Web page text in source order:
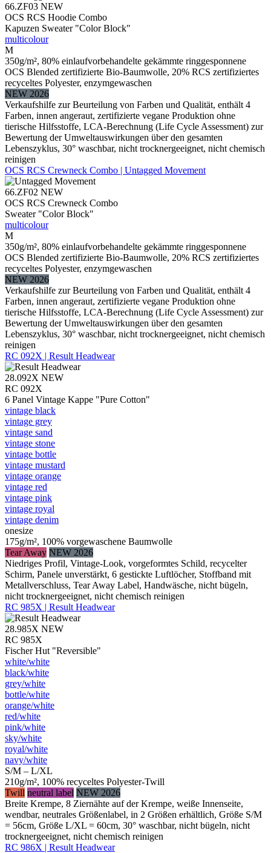
66.ZF03 NEW
OCS RCS Hoodie Combo
Kapuzen Sweater "Color Block"
multicolour
M
350g/m², 80% einlaufvorbehandelte gekämmte ringgesponnene
OCS Blended zertifizierte Bio-Baumwolle, 20% RCS zertifiziertes
recyceltes Polyester, enzymgewaschen
NEW 2026
Verkaufshilfe zur Beurteilung von Farben und Qualität, enthält 4
Farben, innen angeraut, zertifizierte vegane Produktion ohne
tierische Hilfsstoffe, LCA-Berechnung (Life Cycle Assessment) zur
Bewertung der Umweltauswirkungen über den gesamten
Lebenszyklus, 30° waschbar, nicht trocknergeeignet, nicht chemisch
reinigen
OCS RCS Crewneck Combo | Untagged Movement
66.ZF02 NEW
OCS RCS Crewneck Combo
Sweater "Color Block"
multicolour
M
350g/m², 80% einlaufvorbehandelte gekämmte ringgesponnene
OCS Blended zertifizierte Bio-Baumwolle, 20% RCS zertifiziertes
recyceltes Polyester, enzymgewaschen
NEW 2026
Verkaufshilfe zur Beurteilung von Farben und Qualität, enthält 4
Farben, innen angeraut, zertifizierte vegane Produktion ohne
tierische Hilfsstoffe, LCA-Berechnung (Life Cycle Assessment) zur
Bewertung der Umweltauswirkungen über den gesamten
Lebenszyklus, 30° waschbar, nicht trocknergeeignet, nicht chemisch
reinigen
RC 092X | Result Headwear
28.092X NEW
RC 092X
6 Panel Vintage Kappe "Pure Cotton"
vintage black
vintage grey
vintage sand
vintage stone
vintage bottle
vintage mustard
vintage orange
vintage red
vintage pink
vintage royal
vintage denim
onesize
175g/m², 100% vorgewaschene Baumwolle
Tear Away NEW 2026
Niedriges Profil, Vintage-Look, vorgeformtes Schild, recycelter
Schirm, Panele unverstärkt, 6 gestickte Luftlöcher, Stoffband mit
Metallverschluss, Tear Away Label, Handwäsche, nicht bügeln,
nicht trocknergeeignet, nicht chemisch reinigen
RC 985X | Result Headwear
28.985X NEW
RC 985X
Fischer Hut "Reversible"
white/​white
black/​white
grey/​white
bottle/​white
orange/​white
red/​white
pink/​white
sky/​white
royal/​white
navy/​white
S/M – L/XL
210g/m², 100% recyceltes Polyester-Twill
Twill neutral label NEW 2026
Breite Krempe, 8 Ziernähte auf der Krempe, weiße Innenseite,
wendbar, neutrales Größenlabel, in 2 Größen erhältlich, Größe S/M
= 56cm, Größe L/XL = 60cm, 30° waschbar, nicht bügeln, nicht
trocknergeeignet, nicht chemisch reinigen
RC 986X | Result Headwear